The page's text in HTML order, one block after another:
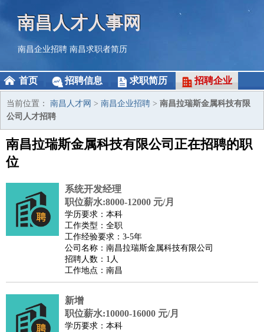
南昌人才人事网
南昌企业招聘 南昌求职者简历
首页 招聘信息 求职简历 招聘企业
当前位置： 南昌人才网 > 南昌企业招聘 > 南昌拉瑞斯金属科技有限
公司人才招聘
南昌拉瑞斯金属科技有限公司正在招聘的职
位
系统开发经理
职位薪水:8000-12000 元/月
学历要求：本科
工作类型：全职
工作经验要求：3-5年
公司名称：南昌拉瑞斯金属科技有限公司
招聘人数：1人
工作地点：南昌
新增
职位薪水:10000-16000 元/月
学历要求：本科